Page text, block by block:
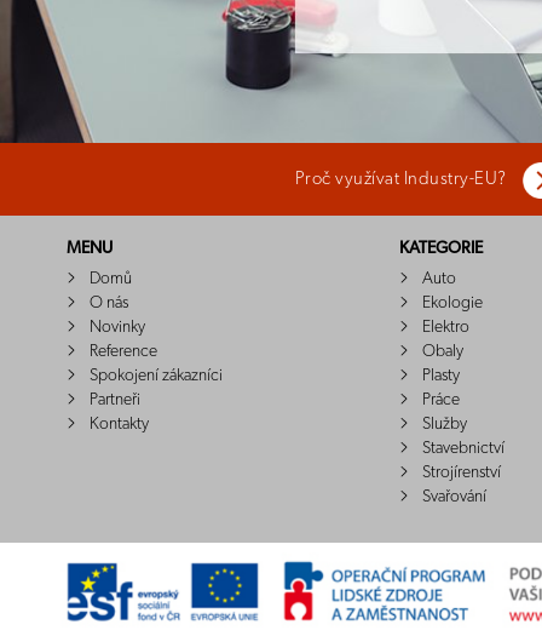
Proč využívat Industry-EU?
MENU
Domů
O nás
Novinky
Reference
Spokojení zákazníci
Partneři
Kontakty
KATEGORIE
Auto
Ekologie
Elektro
Obaly
Plasty
Práce
Služby
Stavebnictví
Strojírenství
Svařování